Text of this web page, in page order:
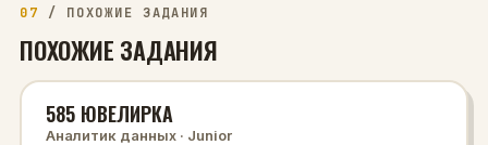
07 / ПОХОЖИЕ ЗАДАНИЯ
ПОХОЖИЕ ЗАДАНИЯ
585 ЮВЕЛИРКА
Аналитик данных· Junior